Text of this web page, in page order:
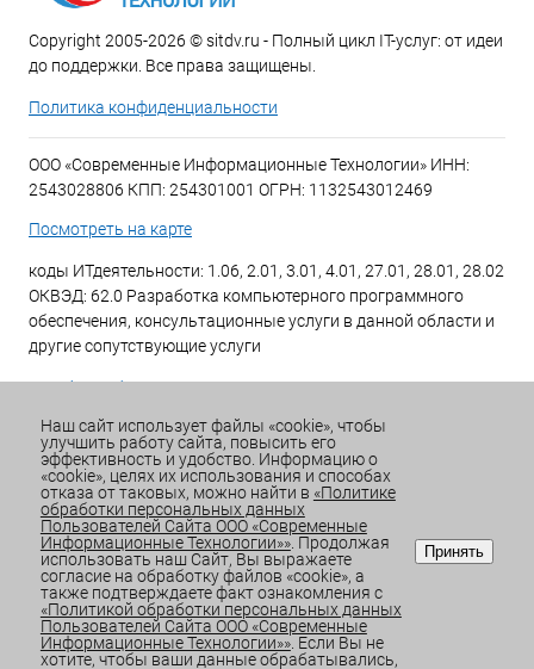
Copyright 2005-2026 © sitdv.ru - Полный цикл IT-услуг: от идеи
до поддержки. Все права защищены.
Политика конфиденциальности
ООО «Современные Информационные Технологии» ИНН:
2543028806 КПП: 254301001 ОГРН: 1132543012469
Посмотреть на карте
коды ИТдеятельности: 1.06, 2.01, 3.01, 4.01, 27.01, 28.01, 28.02
ОКВЭД: 62.0 Разработка компьютерного программного
обеспечения, консультационные услуги в данной области и
другие сопутствующие услуги
Email:office@sitdv.ru
График работы Пн-Пт: с 9:00 до 18:00 Сб/Вс: Выходной
ИЗБРАННОЕ 0 КОРЗИНА
Наш сайт использует файлы «cookie», чтобы
улучшить работу сайта, повысить его
эффективность и удобство. Информацию о
«cookie», целях их использования и способах
отказа от таковых, можно найти в «Политике
обработки персональных данных
Пользователей Сайта ООО «Современные
Информационные Технологии»». Продолжая
использовать наш Сайт, Вы выражаете
согласие на обработку файлов «cookie», а
также подтверждаете факт ознакомления с
«Политикой обработки персональных данных
Пользователей Сайта ООО «Современные
Информационные Технологии»». Если Вы не
хотите, чтобы ваши данные обрабатывались,
Принять